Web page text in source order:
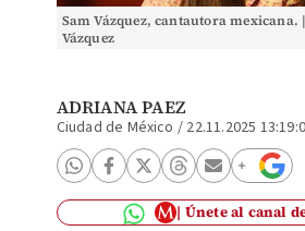
Sam Vázquez, cantautora mexicana.
Vázquez
ADRIANA PAEZ
Ciudad de México / 22.11.2025
Únete al canal